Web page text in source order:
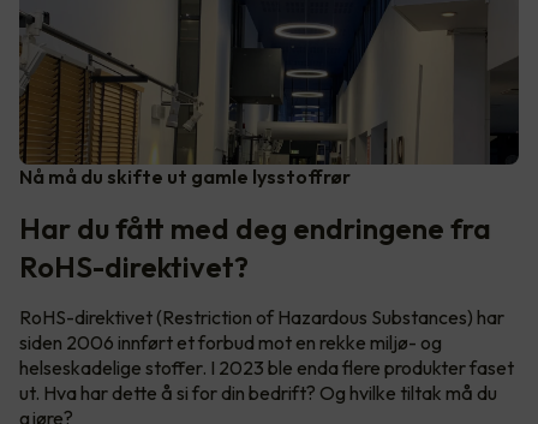
Nå må du skifte ut gamle lysstoffrør
Har du fått med deg endringene fra
RoHS-direktivet?
RoHS-direktivet (Restriction of Hazardous Substances) har
siden 2006 innført et forbud mot en rekke miljø- og
helseskadelige stoffer. I 2023 ble enda flere produkter faset
ut. Hva har dette å si for din bedrift? Og hvilke tiltak må du
gjøre?